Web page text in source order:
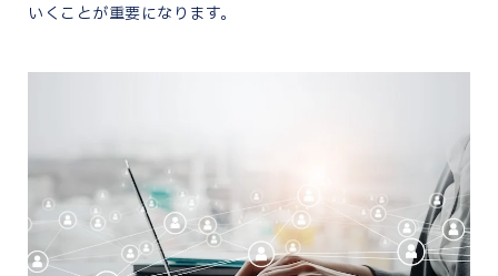
いくことが重要になります。